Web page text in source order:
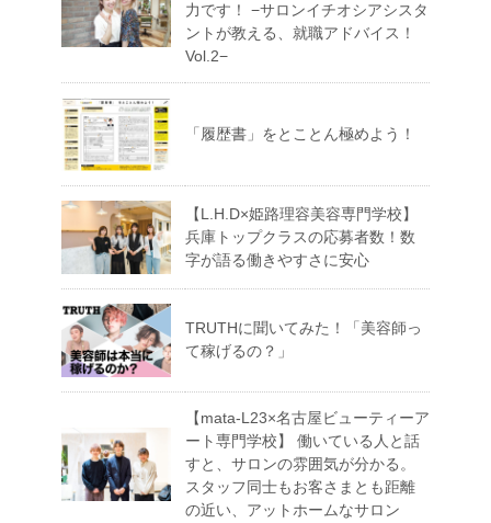
力です！ −サロンイチオシアシスタ
ントが教える、就職アドバイス！
Vol.2−
「履歴書」をとことん極めよう！
【L.H.D×姫路理容美容専門学校】
兵庫トップクラスの応募者数！数
字が語る働きやすさに安心
TRUTHに聞いてみた！「美容師っ
て稼げるの？」
【mata-L23×名古屋ビューティーア
ート専門学校】 働いている人と話
すと、サロンの雰囲気が分かる。
スタッフ同士もお客さまとも距離
の近い、アットホームなサロン